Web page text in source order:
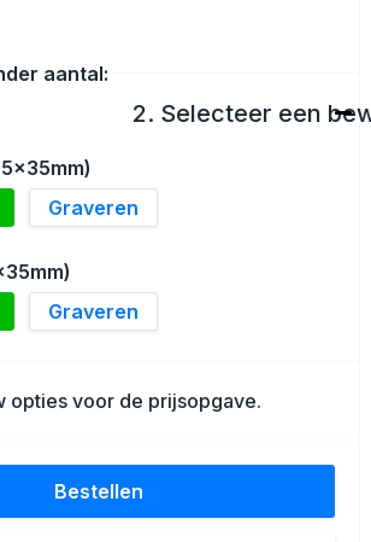
aantal:
2. Selecteer een
Graveren
Graveren
opties voor de prijsopgave.
Bestellen